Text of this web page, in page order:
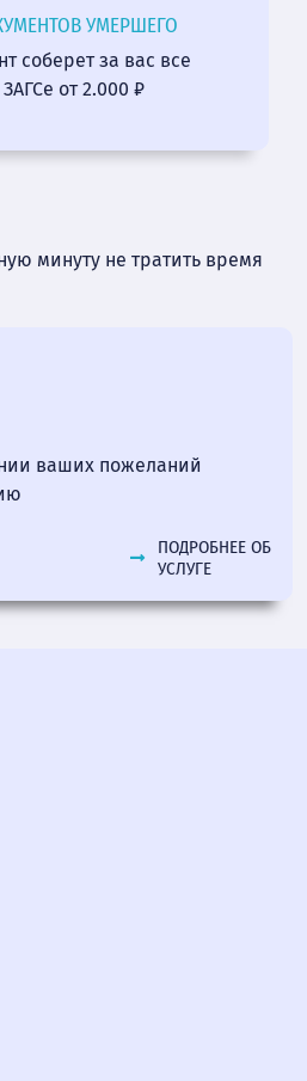
УМЕРШЕГО
соберет за вас все
от 2.000 ₽
минуту не тратить время
ваших пожеланий
ПОДРОБНЕЕ ОБ
УСЛУГЕ